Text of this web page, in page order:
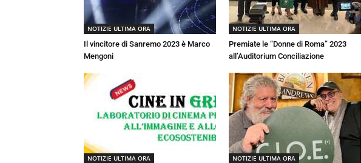
NOTIZIE ULTIMA ORA
Il vincitore di Sanremo 2023 è Marco
Mengoni
NOTIZIE ULTIMA ORA
Premiate le “Donne di Roma” 2023
all’Auditorium Conciliazione
NOTIZIE ULTIMA ORA NOTIZIE ULTIMA ORA